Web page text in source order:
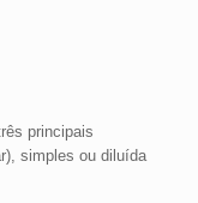
principais
simples ou diluída